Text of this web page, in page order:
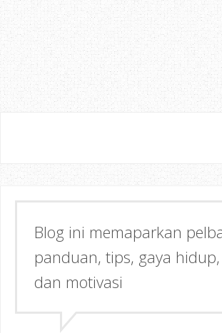
Blog ini memaparkan
panduan, tips, gaya
dan motivasi